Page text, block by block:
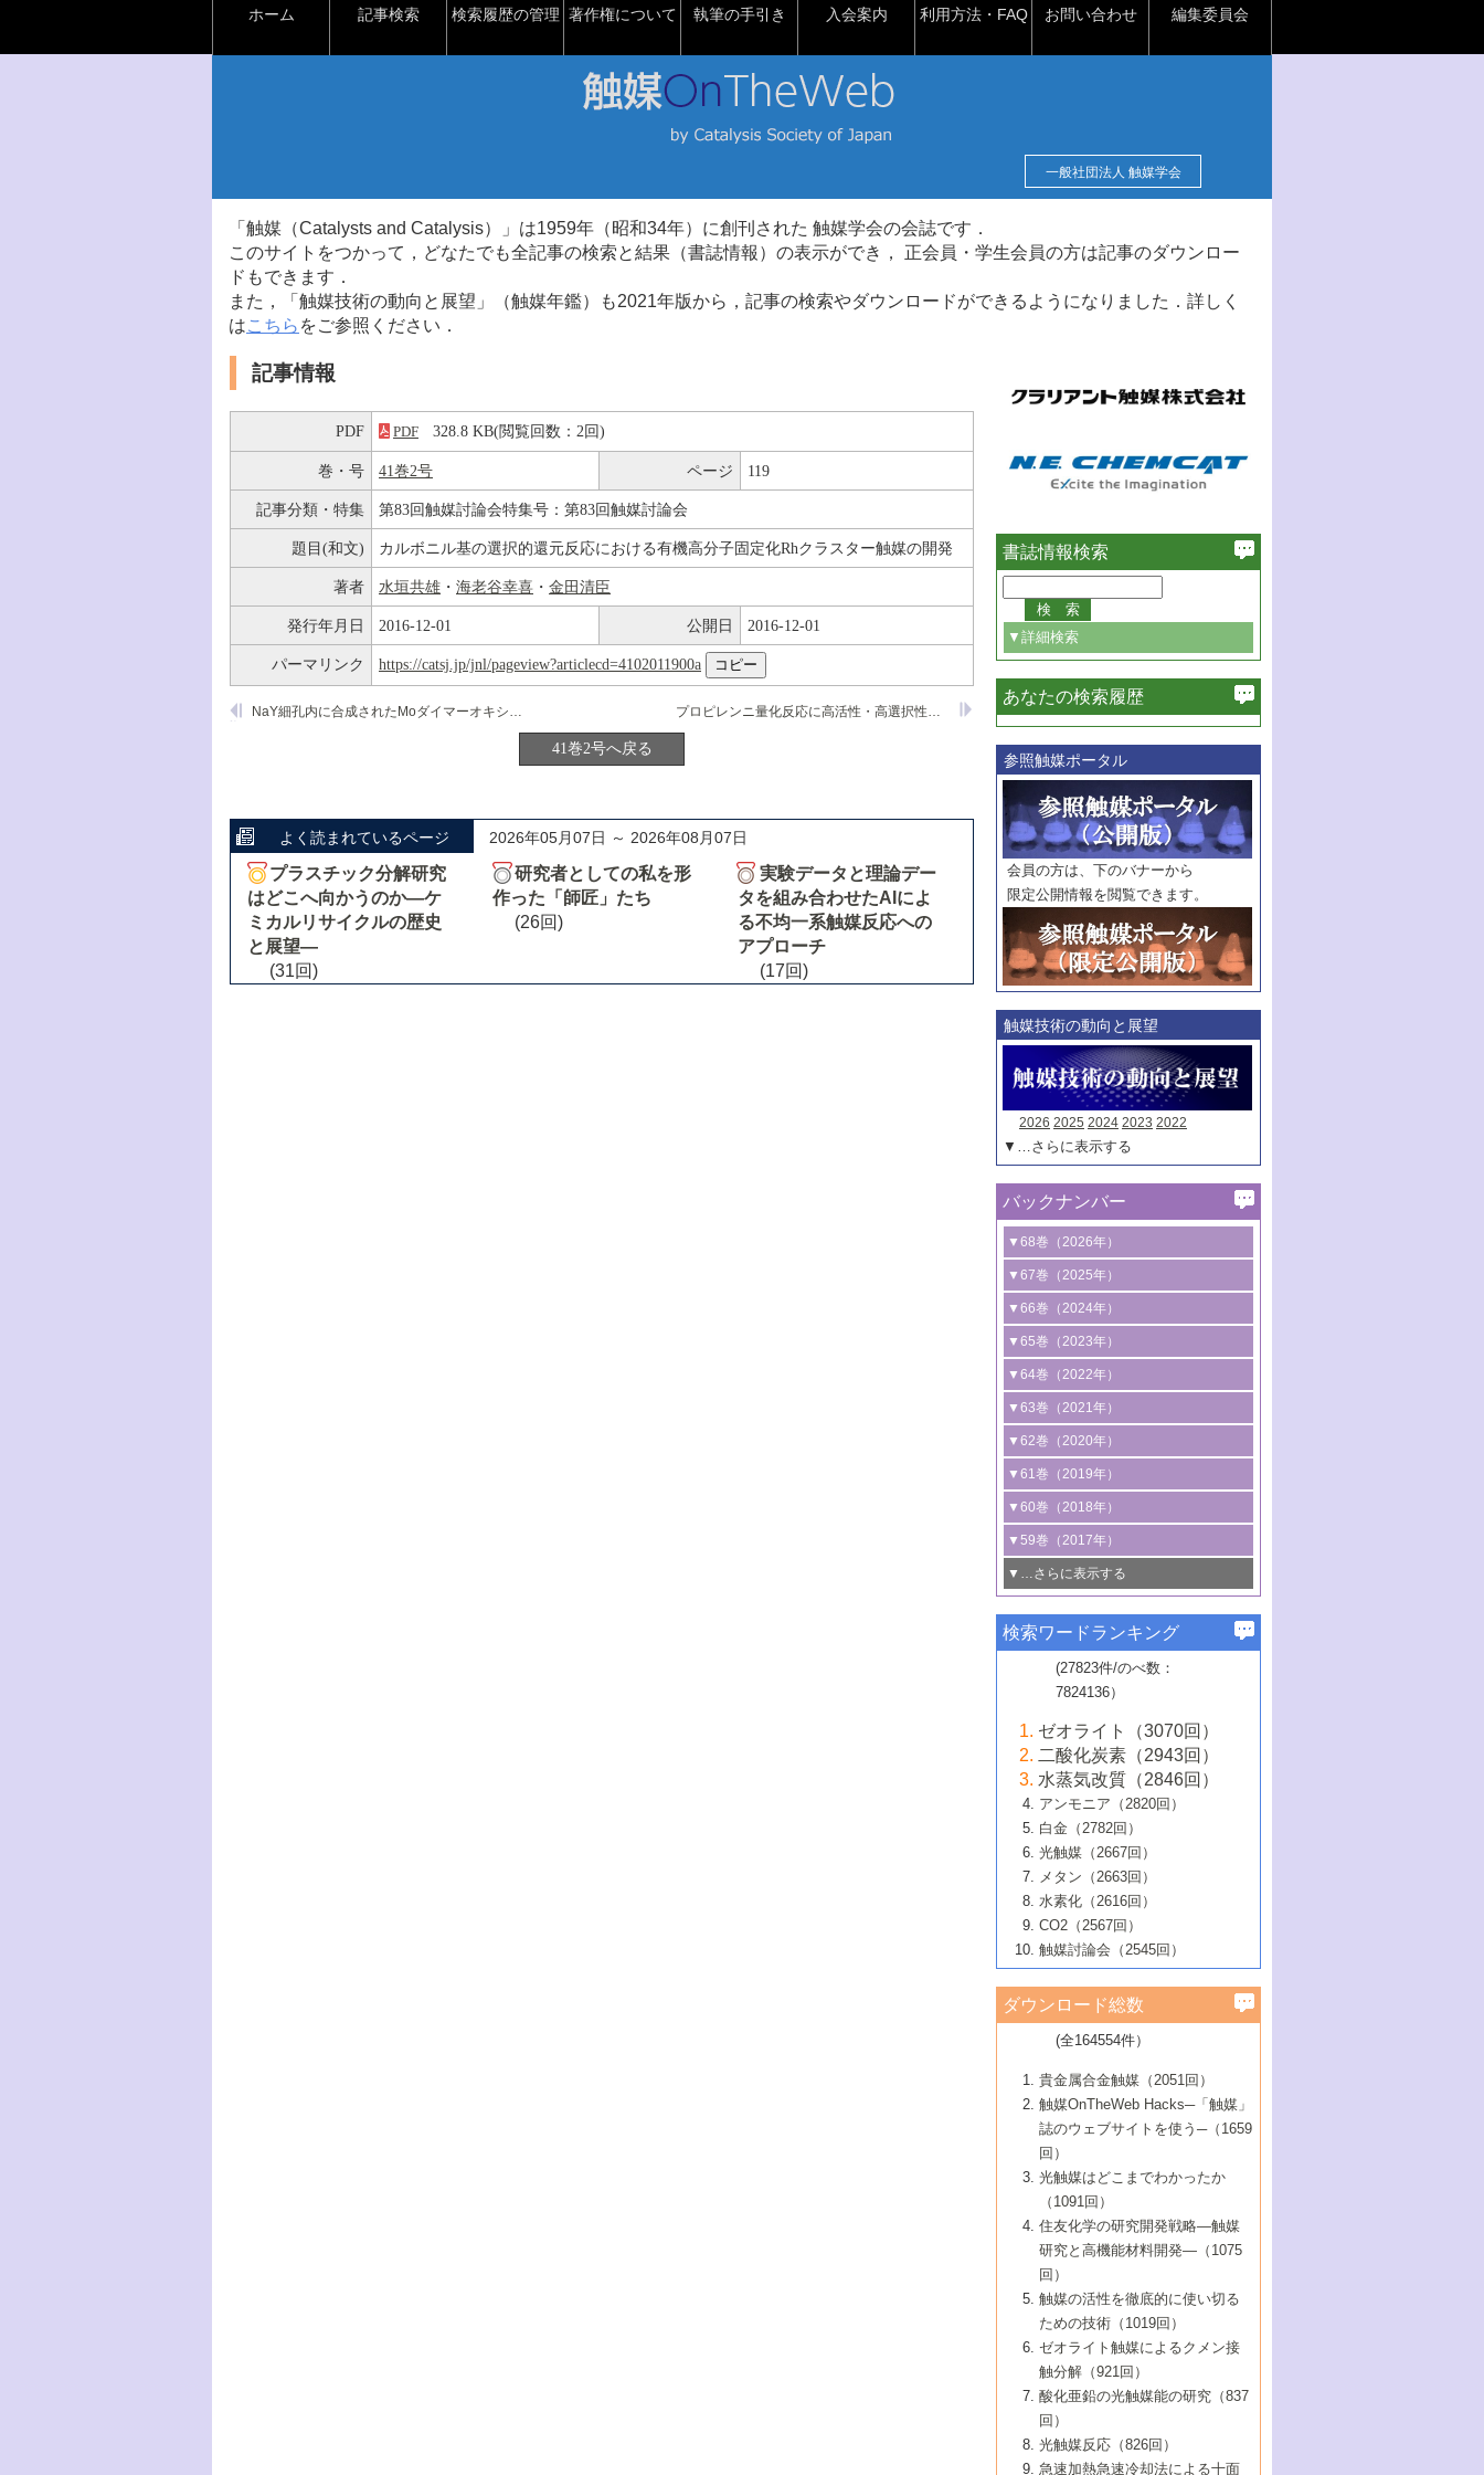
ホーム 記事検索 検索履歴の管理 著作権について 執筆の手引き 入会案内 利用方法・FAQ お問い合わせ 編集委員会
一般社団法人 触媒学会
「触媒（Catalysts and Catalysis）」は1959年（昭和34年）に創刊された 触媒学会の会誌です．
このサイトをつかって，どなたでも全記事の検索と結果（書誌情報）の表示ができ， 正会員・学生会員の方は記事のダウンロー
ドもできます．
また，「触媒技術の動向と展望」（触媒年鑑）も2021年版から，記事の検索やダウンロードができるようになりました．詳しく
はこちら をご参照ください．
記事情報
PDF PDF 328.8 KB(閲覧回数：2回)
巻・号 41巻2号 ページ 119
記事分類・特集 第83回触媒討論会特集号：第83回触媒討論会
題目(和文) カルボニル基の選択的還元反応における有機高分子固定化Rhクラスター触媒の開発
著者 水垣共雄 ・ 海老谷幸喜 ・ 金田清臣
発行年月日 2016-12-01 公開日 2016-12-01
パーマリンク https://catsj.jp/jnl/pageview?articlecd=4102011900a
プロピレンニ量化反応に高活性・高選択性を示すニッケル―ホスフィン系錯体触媒の開発
NaY細孔内に合成されたMoダイマーオキシカーバイド種の構造とメタノール分解反応
41巻2号へ戻る
よく読まれているページ 2026年05月07日 ～ 2026年08月07日
プラスチック分解研究
はどこへ向かうのか―ケ
ミカルリサイクルの歴史
と展望―
(31回)
研究者としての私を形
作った「師匠」たち
(26回)
実験データと理論デー
タを組み合わせたAIによ
る不均一系触媒反応への
アプローチ
(17回)
書誌情報検索
▼詳細検索
必ず含む
巻・号指定
巻
号
範囲指定
巻
号～
巻
号
触媒年鑑
年度
記事種別
マーク：
マークあり
あなたの検索履歴
参照触媒ポータル
会員の方は、下のバナーから
限定公開情報を閲覧できます。
触媒技術の動向と展望
2026 2025 2024 2023 2022
▼…さらに表示する
バックナンバー
▼68巻（2026年）
1号 過酸化水素合成に関する研究動向
2号 コンピューター技術により加速する
触媒開発
3号 有機分子変換やCO 資源化のための
光触媒に関する最近の研究
B号 第137回触媒討論会（2026年）
▼67巻（2025年）
1号 CO
水素化によるグリーン燃料/グリ
ーンケミカル製造
2号 水素製造のための水分解技術に関す
る最近の研究
3号 オレフィン系樹脂の精密合成に関す
る最新技術
4号 アルコール類の効率的変換を実現す
る非貴金属触媒の研究動向
5号 ゼオライトの合成と応用における研
究動向
6号 ヘテロ接合界面
B号 第135回触媒討論会（2025年）
▼66巻（2024年）
1号 低次元ナノ構造を有する触媒材料
2号 規制反応場を活用した固体触媒研究
の新展開
3号 未踏分子変換を目指した酸化触媒プ
ロセスの最前線
4号 シンクロトロン放射光および中性子
線を利用した触媒解析技術の最先端
5号 単原子触媒
6号 参照触媒委員会からのお知らせ
B号 第133回触媒討論会（2023年）
▼65巻（2023年）
1号 炭素が関わる触媒機能
2号 プラスチックケミカルリサイクルの
ための触媒技術
3号 非酸化物系金属化合物を基盤とした
触媒材料の開発
4号 格子酸素・格子酸素欠陥を利用した
触媒反応
5号 生体触媒によるエネルギー変換反応
6号 窒素とリンの循環のための触媒・機
能性材料
▼64巻（2022年）
1号 合成ガス製造とCOを用いるケミカル
ズ合成の最新動向
2号 化学品合成のための合金触媒開発
3号 CO の排出削減および有効活用のた
めの触媒技術
4号 若手による情報発信企画～とびたて
若き触媒の研究者たち～（1）
若き触媒の研究者たち～（2）
6号 石油のノーブル・ユースを志向した
触媒技術
大学：オンライン・対面開催）
▼63巻（2021年）
1号 金触媒の新展開
2号 ペロブスカイト
3号 特殊反応場を利用した触媒的分子変
換反応
4号 多孔質材料を用いた触媒の新展開
5号 情報学的手法を用いた触媒開発
6号 カーボンニュートラルに向けた電解
技術
B号 第127回触媒討論会（2021年・オン
ライン開催(Zoom)のみ）
▼62巻（2020年）
1号 触媒設計を拓く欠陥構造のキャラク
タリゼーション
2号 機能化学品製造に資するクリーンな
触媒的酸化反応
3号 水処理のための触媒化学
4号 光触媒を用いた水分解の最新の研究
動向
5号 次世代の触媒プロセスを支えるマイ
6号 メタン転換技術の最新動向
B号 第125回触媒討論会（2020年・工学
院大学）
▼61巻（2019年）
1号 物質移動制御に着目した触媒プロセ
ス開発
2号 CO2 フリー水素サプライチェーンに
関わる触媒開発動向
3号 精密高分子合成に関する最近の研究
動向
4号 バイオマス化成品製造のための触媒
5号 固体触媒による含窒素有機化合物変
換の最前線
6号 貴金属使用量低減に向けた自動車排
ガス浄化触媒の開発
B号 第123回触媒討論会（2019年・大阪
▼60巻（2018年）
1号 固体酸触媒の最新の研究動向
2号 二酸化炭素からの有用化学品合成
3号 ナノ粒子・クラスター触媒の最前線
4号 60周年記念企画
5号 進化するゼオライト合成技術
6号 非貴金属系触媒における電気化学的
B号 第121回触媒討論会（2018年・東京
大学）
▼59巻（2017年）
1号 いたるところに，触媒
最先端技術
3号 無機分離膜材料の開発と触媒反応プ
ロセスへの適用
5号 水素のふるまいを解き明かす最先端
研究
6号 低級アルカンの有効利用のための触
媒技術
B号 第119回触媒討論会（2017年・首都
大学東京）
▼…さらに表示する
1号 ユニークな構造の高分子を生み出す触
2号 リグニンからの化成品製造に向けた触
媒技術
3号 触媒研究の最先端～とびたて若き研究
者たち～（1）
4号 触媒研究の最先端～とびたて若き研究
者たち～（2）
5号 触媒研究の最先端～とびたて若き研究
者たち～（3）
6号 イオニクス材料と燃料電池・電解合成
の最新の研究動向
B号 第117回触媒討論会（2016年・大阪府
立大学）
▼57巻（2015年）
1号 水素キャリアにかかわる触媒技術の新
2号 石油精製用触媒の最近の進展
3号 固体酸化物形燃料電池（SOFC）におけ
るアノード触媒上での燃料直接改質技術
4号 コアシェル構造の制御による触媒機能
5号 工業触媒およびその周辺技術の最近の
進歩
6号 ナノシート
B号 第115回触媒討論会（2015年・成蹊大
▼56巻（2014年）
2号 光触媒反応機構に関する最新の研究動
向
開発動向
4号 人工光合成に向けた近年のアプローチ
5号 未利用熱エネルギーの有効活用に貢献
する触媒技術
6号 ポリオキソメタレート
B号 第113回触媒討論会（2014年・ロワジ
ールホテル豊橋）
1号 高耐久性燃料電池システム用触媒にお
ける新展開
2号 リビングラジカル重合の最近の動向
3号 天然ガスの化学工業的展開に関する触
媒技術
4号 貴金属触媒の精密構造制御とその活用
5号 バイオマス化成品製造のための固体触
6号 ナノ空間─吸着状態解析から新機能開拓
B号 第111回触媒討論会（2013年・関西大
▼54巻（2012年）
1号 規則性多孔体の利用技術における最近
の進歩
2号 第109回触媒討論会
3号 貴金属低減技術の最新動向
4号 貴金属代替技術の最新動向
5号 光触媒による物質変換反応の新展開
6号 グラフェン
7号 水素を利用する化成品合成の新潮流
▼53巻（2011年）
1号 金属学から見る合金触媒の新展開
2号 第107回触媒討論会
3号 触媒のその場観察法の進歩（１）
4号 触媒のその場観察法の進歩（２）
5号 不活性結合の触媒的活性化による有機
合成
6号 新しい固体酸触媒技術
7号 ゼオライト合成における最近の進歩
▼52巻（2010年）
1号 触媒の劣化対策と長寿命触媒開発
2号 第105回触媒討論会
3号 ナノ構造が拓く新機能
4号 活性サイトおよびその環境の精密な設
計による触媒の高機能化
5号 触媒を有効に使うための技術
7号 有機分子触媒による精密有機合成
8号 高機能化ポリオレフィンに向けた重合
触媒の最近の進展
1号 炭素材料－熱い注目を集める材料－
2号 第103回触媒討論会
3号 環境浄化用光触媒の現状と課題
4号 水素社会の実現に向けた水素製造・貯
蔵技術の進歩
5号 CO2が関わる触媒・材料
7号 持続可能社会実現のための触媒および
触媒関連技術
▼50巻（2008年）
1号 触媒化学と学会のこの10年，半世紀，
そして未来
2号 第101回触媒討論会
4号 錯体を利用したユニークな表面構造の
構築と機能
5号 若手会員による触媒研究の未来展望1：
企業編
6号 第102回触媒討論会
7号 触媒・化学反応における計算化学の進
8号 若手研究者による触媒研究の未来展望
2：大学・研究所編
▼49巻（2007年）
1号 含フッ素化合物の合成と触媒
2号 第99回触媒討論会
3号 実用的ファインケミカル合成プロセス
を実現する触媒
5号 こんな物質，あんな物質―新たな触媒
の可能性―
7号 『結晶の化学』を活かした触媒研究
8号 イオン液体の応用
▼48巻（2006年）
1号 固体酸触媒の最近の進歩
2号 第97回触媒討論会
3号 リビング重合触媒の最近の展開
5号 水素製造・貯蔵のための触媒技術の新
しい展開
6号 第98回触媒討論会
7号 基礎化学品製造の触媒技術
8号 多機能型リアクター
1号 最近の触媒担体とその効果
2号 第95回触媒討論会
4号 水分解用光触媒材料
5号 時間分解分光の進歩と応用
6号 第96回触媒討論会
8号 超臨界流体を用いた化学プロセスの新
▼46巻（2004年）
1号 部分酸化反応触媒の最前線
2号 第93回触媒討論会
3号 特殊エネルギー場の触媒反応
4号 生体内における金属の触媒作用
5号 ファインケミカルズの展開に寄与する
6号 第94回触媒討論会
7号 サブナノレベルでみた新しい表面現象
8号 オレフィン重合触媒の新たな展
▼45巻（2003年）
1号 なぜこの触媒が良いのか？
2号 第91回触媒討論会
3号 最近の自動車排ガス処理技術
4号 触媒研究の現状と将来─第90回触媒討論
5号 基礎化学品製造の触媒技術
6号 第92回触媒討論会
7号 基礎化学品製造の触媒技術
8号 資源の循環と触媒技術
▼44巻（2002年）
1号 高次制御された触媒の化学
2号 第89回触媒討論会
3号 触媒を利用した電気化学の新展開
4号 ナノ材料の調製と機能化
5号 こんな触媒が欲しい
6号 第90回触媒討論会
7号 触媒研究と学術雑誌/情報
8号 若い世代からみた触媒化学の現状と未
▼43巻（2001年）
1号 グリーンケミストリーと触媒
2号 第87回触媒討論会特集号
3号 生体触媒とバイオプロセス
4号 水素製造・利用の触媒化学
5号 触媒研究における新しい切り口：コン
ビナトリアルケミストリー
6号 第88回触媒討論会特集号
7号 企業における触媒研究のブレークスル
8号 この材料を触媒として使ってみません
▼42巻（2000年）
1号 触媒反応工学の明日を拓く
2号 第85回触媒討論会
3号 反応ダイナミクス
5号 触媒のおもしろさをどのように伝える
6号 第86回触媒討論会
7号 水素化精製触媒の新しい展開
8号 新しい反応性と機能性を目指した金属
クラスタ-化学
▼41巻（1999年）
1号 孔、穴、あな?-特異な空間とその利用-
2号 第83回触媒討論会
3号 均一系触媒反応最前線
4号 実用炭素材料の新展開
5号 研究の方法論を考える
7号 機能性金属材料と触媒
8号 触媒研究へのNMRの応用と展望
▼40巻（1998年）
進展と21世紀への提言/創立40周年記念・触
媒学会この10年の歩みとこれから/創立40周
2号 第81回触媒討論会
3号 計算機触媒化学へのさそい
4号 触媒劣化の制御と予測
5号 最新の実用プロセスと触媒
6号 第82回触媒討論会
1号 均一系と不均一系触媒反応-その特徴と
接点
2号 第79回触媒討論会
3号 最新NO除去触媒の実用化研究
4号 新しい反応場を目指した触媒調製
5号 反応・分離技術の新しい展開
6号 第80回触媒討論会
▼38巻（1996年）
1号 触媒の構造と触媒作用/C1化学を中心と
する21世紀への触媒
3号 オリンピックメダル:金・銀・銅はどん
な触媒作用を示すか
4号 触媒作用における機能の複合化
▼37巻（1995年）
1号 ファインケミカルズと固体触媒
2号 第75回触媒討論会
3号 希土類を利用した触媒
4号 触媒とリサイクル
5号 エネルギー変換触媒
▼36巻（1994年）
1号 電気化学と触媒
2号 第73回触媒討論会
3号 C4化学の展開
4号 《通常号》
▼35巻（1993年）
1号 工業触媒開発マニュアル―探索から工
業化まで
2号 第71回触媒討論会
▼34巻（1992年）
1号 インパクトを与えたこの研究
2号 第69回触媒討論会
▼33巻（1991年）
1号 触媒プロセス開発マニュアル―探索か
▼32巻（1990年）
検索ワードランキング
(27823件/のべ数：
7824136）
ゼオライト（3070回）
二酸化炭素（2943回）
水蒸気改質（2846回）
アンモニア（2820回）
白金（2782回）
光触媒（2667回）
メタン（2663回）
水素化（2616回）
CO2（2567回）
触媒討論会（2545回）
ダウンロード総数
(全164554件）
貴金属合金触媒（2051回）
触媒OnTheWeb Hacks─「触媒」
誌のウェブサイトを使う─（1659
回）
光触媒はどこまでわかったか
（1091回）
住友化学の研究開発戦略―触媒
研究と高機能材料開発―（1075
回）
触媒の活性を徹底的に使い切る
ための技術（1019回）
ゼオライト触媒によるクメン接
触分解（921回）
酸化亜鉛の光触媒能の研究（837
回）
光触媒反応（826回）
急速加熱急速冷却法による十面